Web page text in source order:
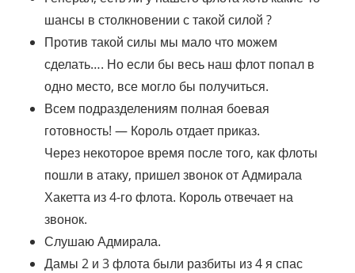
шансы в столкновении с такой силой ?
Против такой силы мы мало что можем
сделать…. Но если бы весь наш флот попал в
одно место, все могло бы получиться.
Всем подразделениям полная боевая
готовность! — Король отдает приказ.
Через некоторое время после того, как флоты
пошли в атаку, пришел звонок от Адмирала
Хакетта из 4-го флота. Король отвечает на
звонок.
Слушаю Адмирала.
Дамы 2 и 3 флота были разбиты из 4 я спас